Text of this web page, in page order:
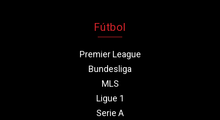
Fútbol
Premier League
Bundesliga
MLS
Ligue 1
Serie A